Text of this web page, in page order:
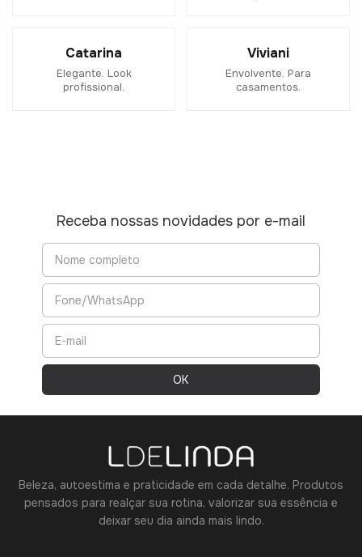
Catarina
Elegante. Look
profissional.
Viviani
Envolvente. Para
casamentos.
Receba nossas novidades por e-mail
Beleza, autoestima e praticidade em cada detalhe. Produtos
pensados para realçar sua rotina, valorizar sua essência e
deixar seu dia ainda mais lindo.